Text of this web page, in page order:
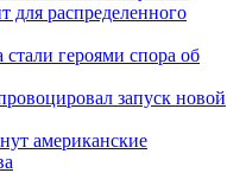
для распределенного
героями спора об
запуск новой
американские